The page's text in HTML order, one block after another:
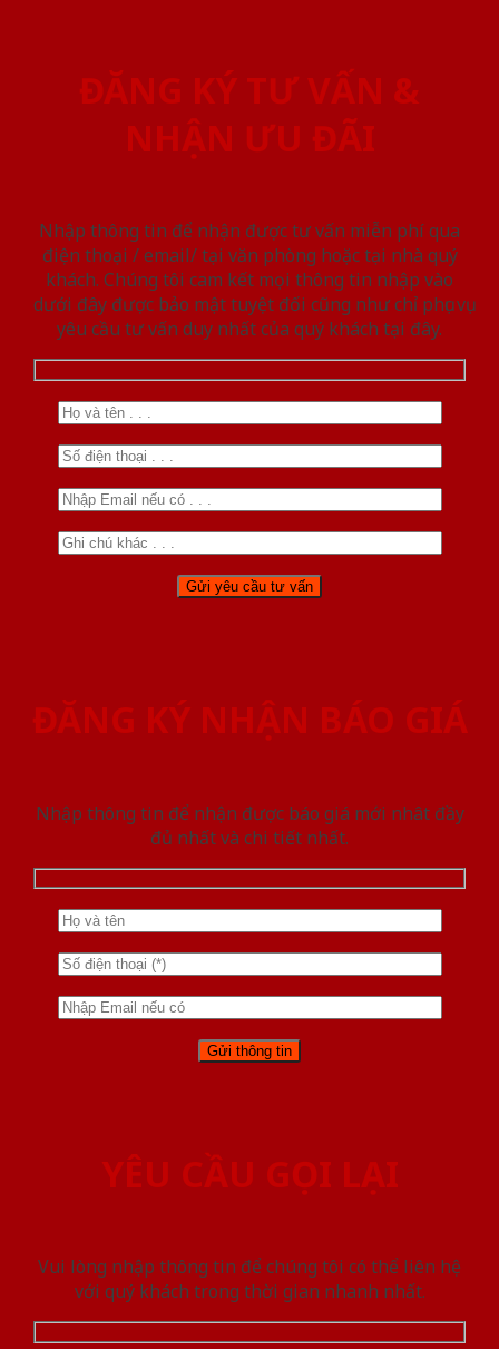
ĐĂNG KÝ TƯ VẤN &
NHẬN ƯU ĐÃI
Nhập thông tin để nhận được tư vấn miễn phí qua
điện thoại / email/ tại văn phòng hoặc tại nhà quý
khách. Chúng tôi cam kết mọi thông tin nhập vào
dưới đây được bảo mật tuyệt đối cũng như chỉ phục vụ
yêu cầu tư vấn duy nhất của quý khách tại đây.
ĐĂNG KÝ NHẬN BÁO GIÁ
Nhập thông tin để nhận được báo giá mới nhât đầy
đủ nhất và chi tiết nhất.
YÊU CẦU GỌI LẠI
Vui lòng nhập thông tin để chúng tôi có thể liên hệ
với quý khách trong thời gian nhanh nhất.